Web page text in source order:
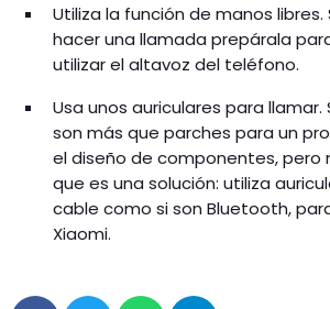
Utiliza la función de manos libres.
hacer una llamada prepárala
utilizar el altavoz del teléfono.
Usa unos auriculares para
son más que parches para un
el diseño de componentes, pero
que es una solución: utiliza
cable como si son Bluetooth,
Xiaomi.